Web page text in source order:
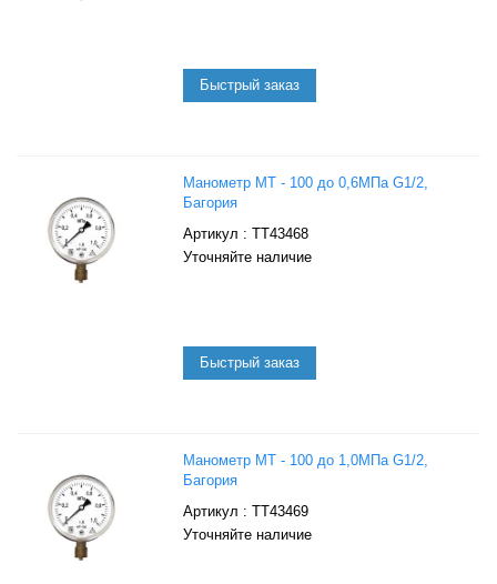
Манометр МТ - 100 до 0,6МПа G1/2,
Багория
: ТТ43468
Уточняйте наличие
Манометр МТ - 100 до 1,0МПа G1/2,
Багория
: ТТ43469
Уточняйте наличие